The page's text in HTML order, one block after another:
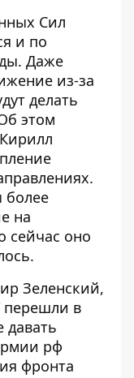
Сил
и по
. Даже
из-за
делать
этом
более
на
сейчас оно
Зеленский,
перешли в
давать
рф
фронта